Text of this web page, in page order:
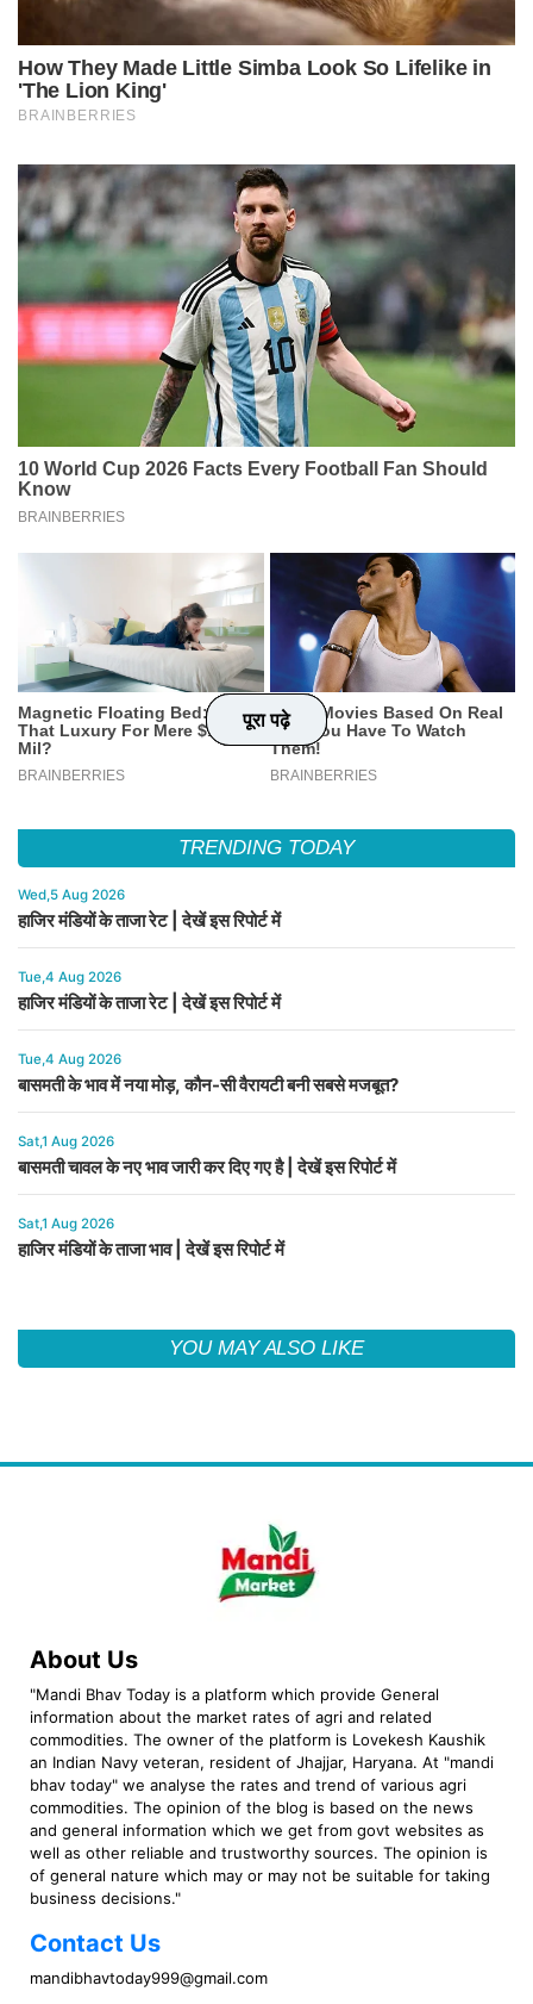
पूरा पढ़े
पूरा पढ़े
पूरा पढ़े
पूरा पढ़े
TRENDING TODAY
Wed,5 Aug 2026
हाजिर मंडियों के ताजा रेट | देखें इस रिपोर्ट में
Tue,4 Aug 2026
हाजिर मंडियों के ताजा रेट | देखें इस रिपोर्ट में
Tue,4 Aug 2026
बासमती के भाव में नया मोड़, कौन-सी वैरायटी बनी सबसे मजबूत?
Sat,1 Aug 2026
बासमती चावल के नए भाव जारी कर दिए गए है | देखें इस रिपोर्ट में
Sat,1 Aug 2026
हाजिर मंडियों के ताजा भाव | देखें इस रिपोर्ट में
YOU MAY ALSO LIKE
About Us
"Mandi Bhav Today is a platform which provide General
information about the market rates of agri and related
commodities. The owner of the platform is Lovekesh Kaushik
an Indian Navy veteran, resident of Jhajjar, Haryana. At "mandi
bhav today" we analyse the rates and trend of various agri
commodities. The opinion of the blog is based on the news
and general information which we get from govt websites as
well as other reliable and trustworthy sources. The opinion is
of general nature which may or may not be suitable for taking
business decisions."
Contact Us
mandibhavtoday999@gmail.com